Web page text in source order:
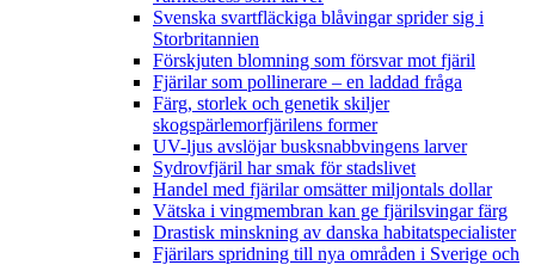
Svenska svartfläckiga blåvingar sprider sig i
Storbritannien
Förskjuten blomning som försvar mot fjäril
Fjärilar som pollinerare – en laddad fråga
Färg, storlek och genetik skiljer
skogspärlemorfjärilens former
UV-ljus avslöjar busksnabbvingens larver
Sydrovfjäril har smak för stadslivet
Handel med fjärilar omsätter miljontals dollar
Vätska i vingmembran kan ge fjärilsvingar färg
Drastisk minskning av danska habitatspecialister
Fjärilars spridning till nya områden i Sverige och